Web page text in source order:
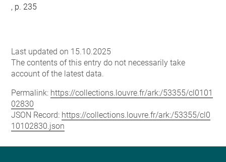
, p. 235
Last updated on 15.10.2025
The contents of this entry do not necessarily take
account of the latest data.
Permalink: https://collections.louvre.fr/ark:/53355/cl0101
02830
JSON Record: https://collections.louvre.fr/ark:/53355/cl0
10102830.json